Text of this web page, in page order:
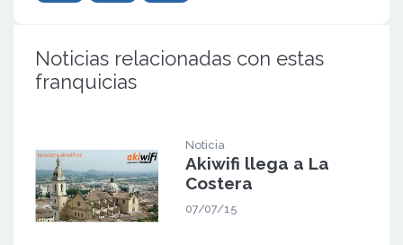
Noticias relacionadas con estas
franquicias
Noticia
Akiwifi llega a La
Costera
07/07/15